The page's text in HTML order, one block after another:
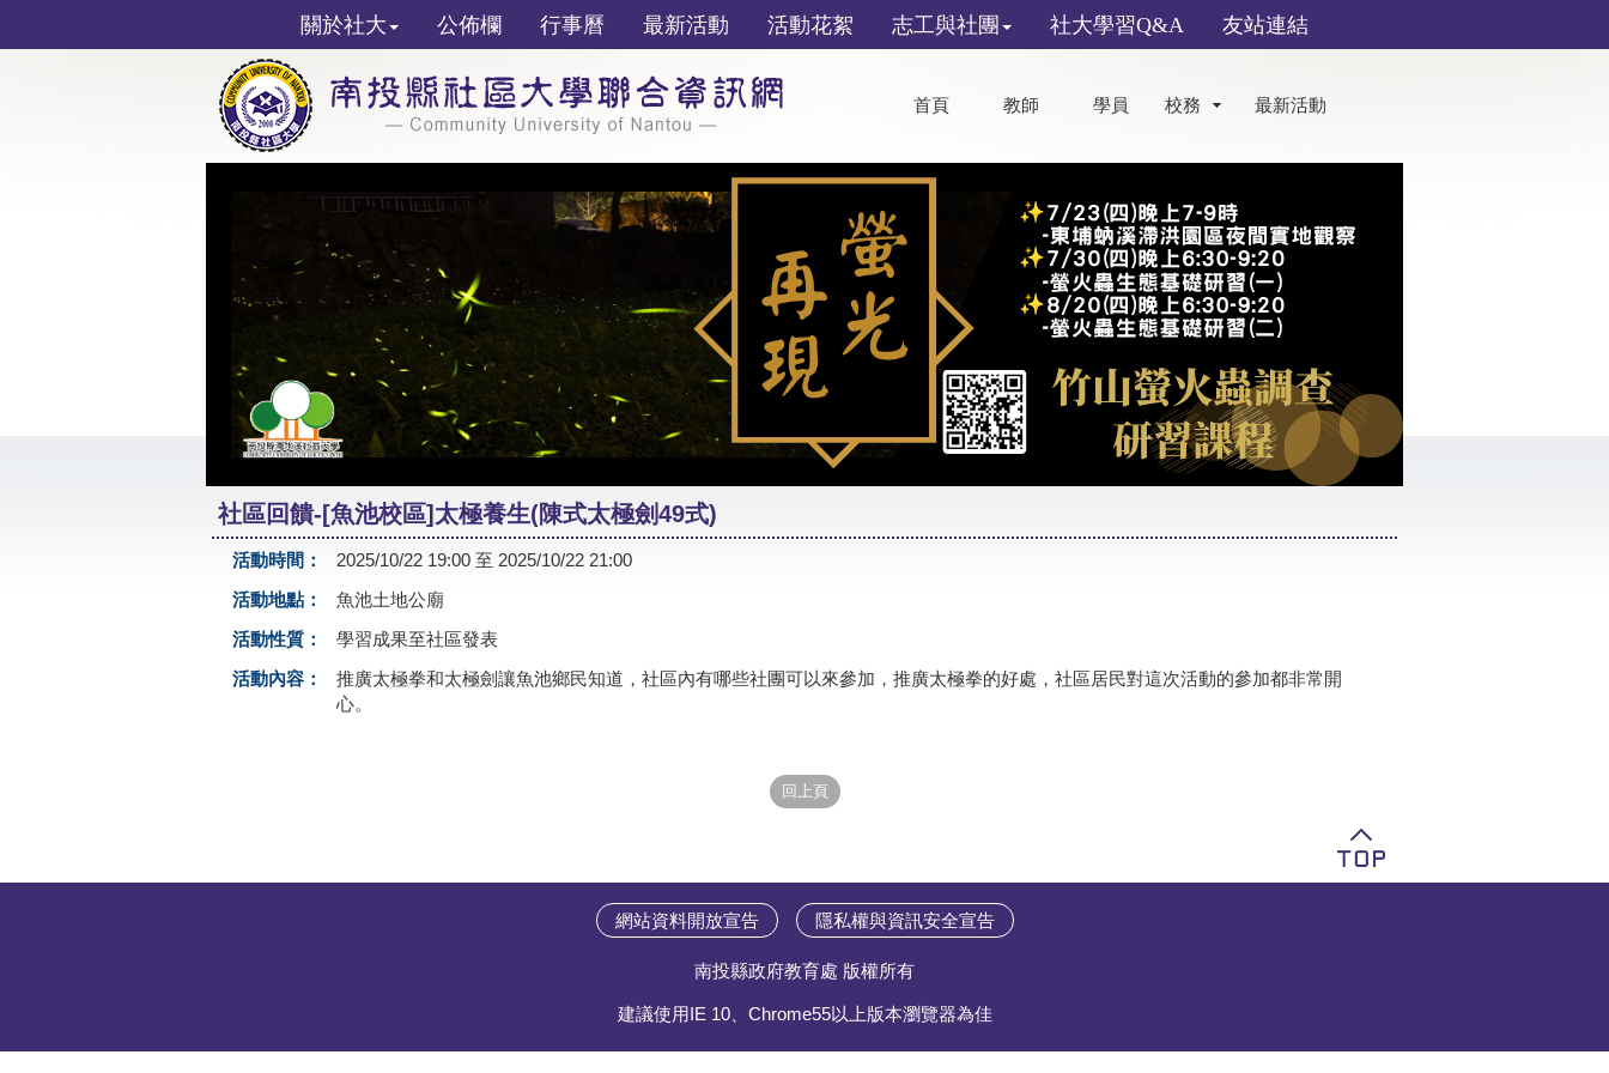
關於社大 公佈欄 行事曆 最新活動 活動花絮 志工與社團 社大學習Q&A 友站連結
首頁 教師 學員 校務 最新活動
社區回饋-[魚池校區]太極養生(陳式太極劍49式)
活動時間：
2025/10/22 19:00 至 2025/10/22 21:00
活動地點：
魚池土地公廟
活動性質：
學習成果至社區發表
活動內容：
推廣太極拳和太極劍讓魚池鄉民知道，社區內有哪些社團可以來參加，推廣太極拳的好處，社區居民對這次活動的參加都非常開
心。
網站資料開放宣告 隱私權與資訊安全宣告
南投縣政府教育處 版權所有
建議使用IE 10、Chrome55以上版本瀏覽器為佳